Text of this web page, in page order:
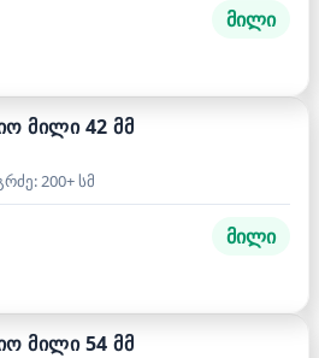
მილი
მილი 42 მმ
200+ სმ
მილი
მილი 54 მმ